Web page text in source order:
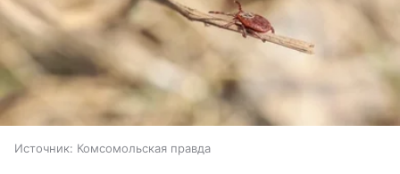
Источник: Комсомольская правда